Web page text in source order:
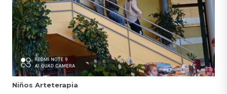
Niños Arteterapia